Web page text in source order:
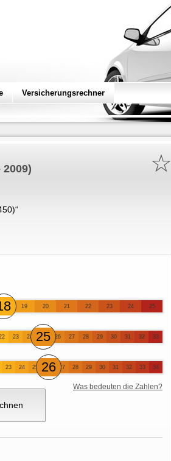
Versicherungsrechner
☆
2009)
“
19 20 21 22 23 24 25
23 24 25 26 27 28 29 30 31 32 33
23 24 25 26 27 28 29 30 31 32 33 34
Was bedeuten die Zahlen?